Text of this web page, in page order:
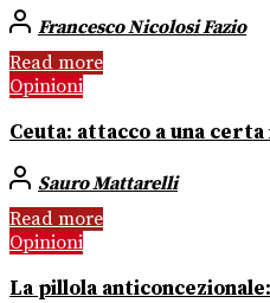
Francesco Nicolosi Fazio
Read more
Opinioni
Ceuta: attacco a una
Sauro Mattarelli
Read more
Opinioni
La pillola